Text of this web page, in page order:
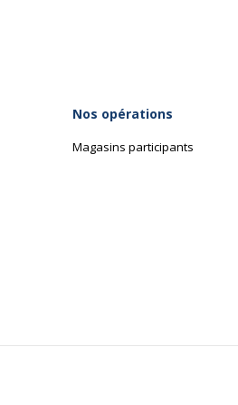
Diametre du piétement
Nos opérations
Magasins participants